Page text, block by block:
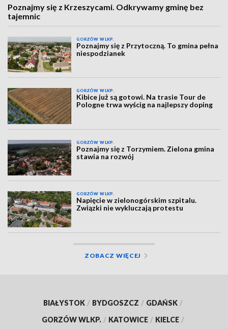
Poznajmy się z Krzeszycami. Odkrywamy gminę bez
tajemnic
GORZÓW WLKP.
Poznajmy się z Przytoczną. To gmina pełna
niespodzianek
GORZÓW WLKP.
Kibice już są gotowi. Na trasie Tour de
Pologne trwa wyścig na najlepszy doping
GORZÓW WLKP.
Poznajmy się z Torzymiem. Zielona gmina
stawia na rozwój
GORZÓW WLKP.
Napięcie w zielonogórskim szpitalu.
Związki nie wykluczają protestu
ZOBACZ WIĘCEJ
BIAŁYSTOK / BYDGOSZCZ / GDAŃSK /
GORZÓW WLKP. / KATOWICE / KIELCE /